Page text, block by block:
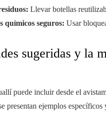
Llevar botellas
químicos seguros: Usar
sugeridas y la
puede incluir desde el
presentan ejemplos